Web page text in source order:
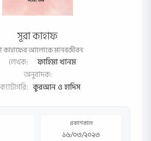
সূরা কাহাফ
কাহাফের আলোকে মানবজীবন
লেখক:
ফাহিমা খানম
অনুবাদক:
ক্যাটাগরি: কুরআন ও হাদিস
প্রকাশকাল
১৬/০৩/২০২৩